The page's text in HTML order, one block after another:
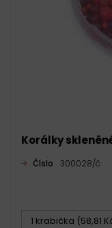
Korálky
Číslo 300028/č
1 krabička (58,81